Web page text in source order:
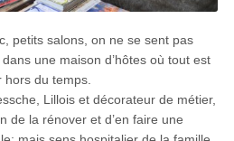
petits salons, on ne se sent pas
une maison d’hôtes où tout est
du temps.
Lillois et décorateur de métier,
de la rénover et d’en faire une